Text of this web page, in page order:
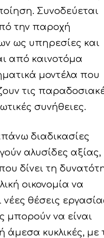
Συνοδεύεται
την παροχή
ως υπηρεσίες και
από καινοτόμα
μοντέλα που
τις
συνήθειες.
διαδικασίες
αλυσίδες αξίας,
δίνει τη
οικονομία να
νέες θέσεις
μπορούν να είναι
άμεσα κυκλικές, με